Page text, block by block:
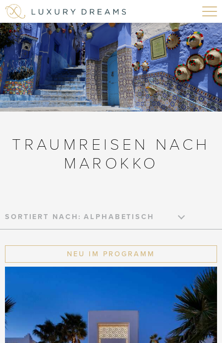
TRAUMREISEN NACH
MAROKKO
SORTIERT NACH:
NEU IM PROGRAMM